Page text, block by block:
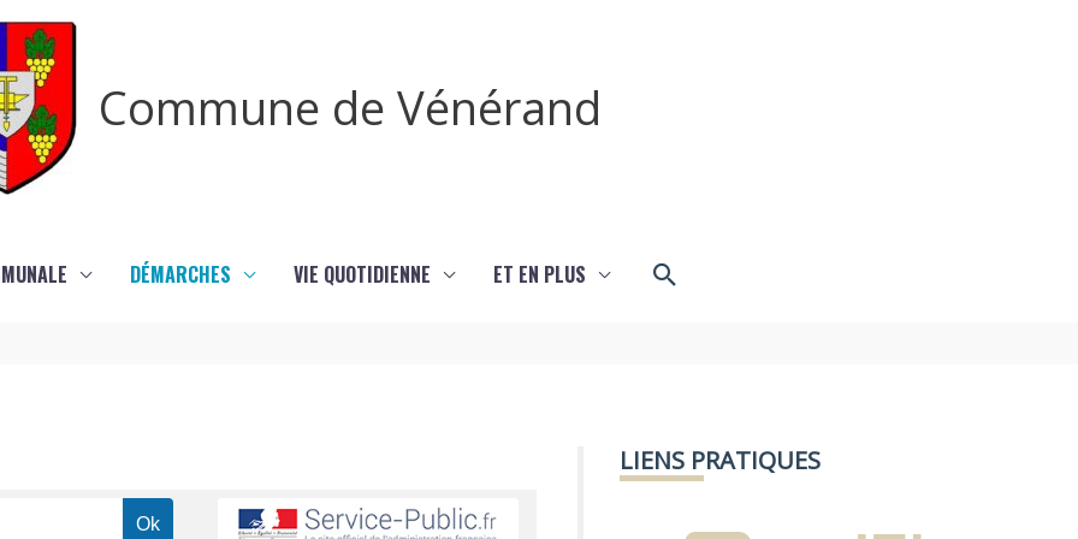
Commune de Vénérand
DÉMARCHES VIE QUOTIDIENNE ET EN PLUS Rechercher
LIENS PRATIQUES